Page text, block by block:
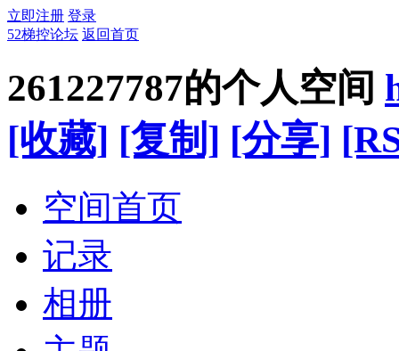
立即注册 登录
52梯控论坛 返回首页
261227787的个人空间
[收藏] [复制] [分享]
空间首页
记录
相册